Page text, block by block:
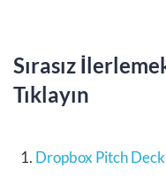
Sırasız
Tıklayın
Dropbox Pitch Deck